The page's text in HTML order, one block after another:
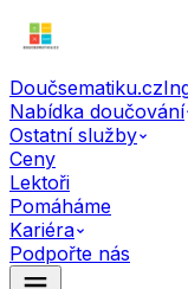
Doučsematiku.cz
Nabídka doučování
Ostatní služby
Ceny
Lektoři
Pomáháme
Kariéra
Podpořte nás